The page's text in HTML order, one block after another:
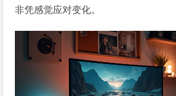
非凭感觉应对变化。